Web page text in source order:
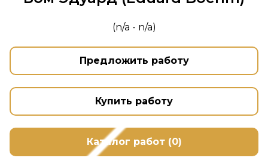
(n/a - n/a)
Предложить работу
Купить работу
Каталог работ (0)